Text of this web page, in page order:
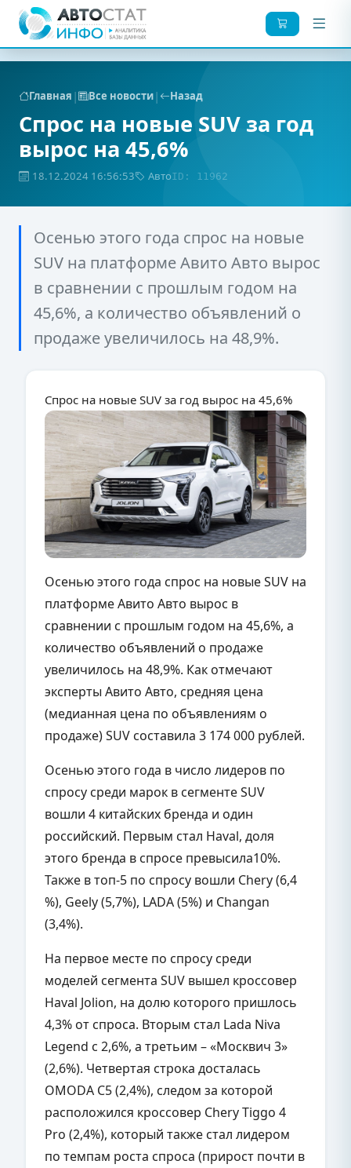
Главная | Все новости| Назад
Спрос на новые SUV за год
вырос на 45,6%
18.12.2024 16:56:53 АвтоID: 11962
Осенью этого года спрос на новые
SUV на платформе Авито Авто вырос
в сравнении с прошлым годом на
45,6%, а количество объявлений о
продаже увеличилось на 48,9%.
Спрос на новые SUV за год вырос на 45,6%
Осенью этого года спрос на новыеSUV на
платформе Авито Авто вырос в
сравнении с прошлым годом на 45,6%, а
количество объявлений о продаже
увеличилось на 48,9%. Как отмечают
эксперты Авито Авто, средняя цена
(медианная цена по объявлениям о
продаже) SUV составила 3 174 000 рублей.
Осенью этого года в число лидеров по
спросу среди марок в сегменте SUV
вошли 4 китайских бренда и один
российский. Первым стал Haval, доля
этого бренда в спросе превысила10%.
Также в топ-5 по спросу вошли Chery (6,4
%), Geely (5,7%), LADА (5%) и Changan
(3,4%).
На первое месте по спросу среди
моделей сегмента SUV вышел кроссовер
Haval Jolion, на долю которого пришлось
4,3% от спроса. Вторым стал Lada Niva
Legend с 2,6%, а третьим – «Москвич 3»
(2,6%). Четвертая строка досталась
OMODA C5 (2,4%), следом за которой
расположился кроссовер Chery Tiggo 4
Pro (2,4%), который также стал лидером
по темпам роста спроса (прирост почти в